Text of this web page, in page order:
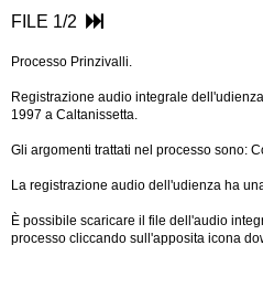
FILE 1/2
Processo Prinzivalli.
Registrazione audio integrale
1997 a Caltanissetta.
Gli argomenti trattati nel processo sono:
La registrazione audio dell'udienza ha
È possibile scaricare il file dell'audio
processo cliccando sull'apposita icona